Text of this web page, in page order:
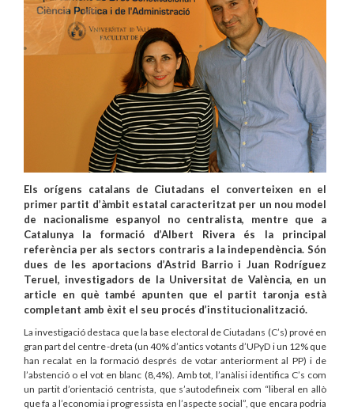
Els orígens catalans de Ciutadans el converteixen en el
primer partit d’àmbit estatal caracteritzat per un nou model
de nacionalisme espanyol no centralista, mentre que a
Catalunya la formació d’Albert Rivera és la principal
referència per als sectors contraris a la independència. Són
dues de les aportacions d’Astrid Barrio i Juan Rodríguez
Teruel, investigadors de la Universitat de València, en un
article en què també apunten que el partit taronja està
completant amb èxit el seu procés d’institucionalització.
La investigació destaca que la base electoral de Ciutadans (C’s) prové en
gran part del centre-dreta (un 40% d’antics votants d’UPyD i un 12% que
han recalat en la formació després de votar anteriorment al PP) i de
l’abstenció o el vot en blanc (8,4%). Amb tot, l’anàlisi identifica C’s com
un partit d’orientació centrista, que s’autodefineix com “liberal en allò
que fa a l’economia i progressista en l’aspecte social”, que encara podria